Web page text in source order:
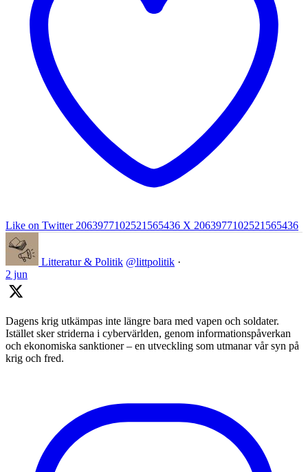
Like on Twitter 2063977102521565436 X 2063977102521565436
Litteratur & Politik @littpolitik ·
2 jun
Dagens krig utkämpas inte längre bara med vapen och soldater.
Istället sker striderna i cybervärlden, genom informationspåverkan
och ekonomiska sanktioner – en utveckling som utmanar vår syn på
krig och fred.